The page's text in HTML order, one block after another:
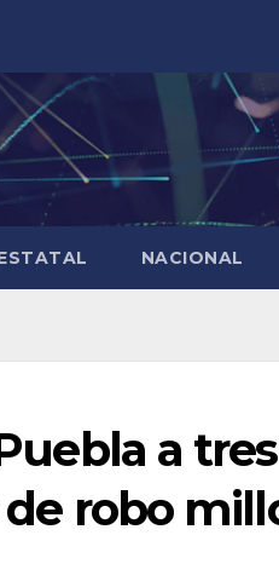
NACIONAL
a
robo